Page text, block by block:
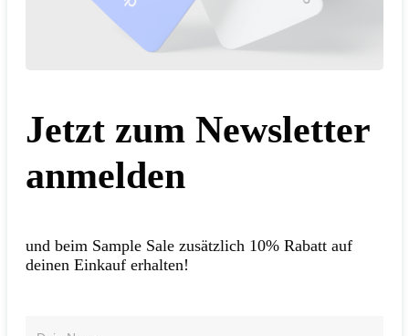
Jetzt zum Newsletter
anmelden
und beim Sample Sale zusätzlich 10% Rabatt auf
deinen Einkauf erhalten!